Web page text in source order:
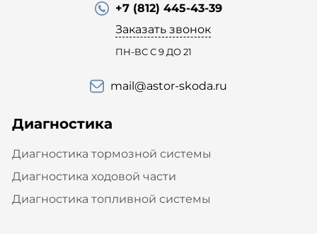
+7 (812) 445-43-39
Заказать звонок
ПН-ВС С 9 ДО 21
mail@astor-skoda.ru
Диагностика
Диагностика тормозной системы
Диагностика ходовой части
Диагностика топливной системы